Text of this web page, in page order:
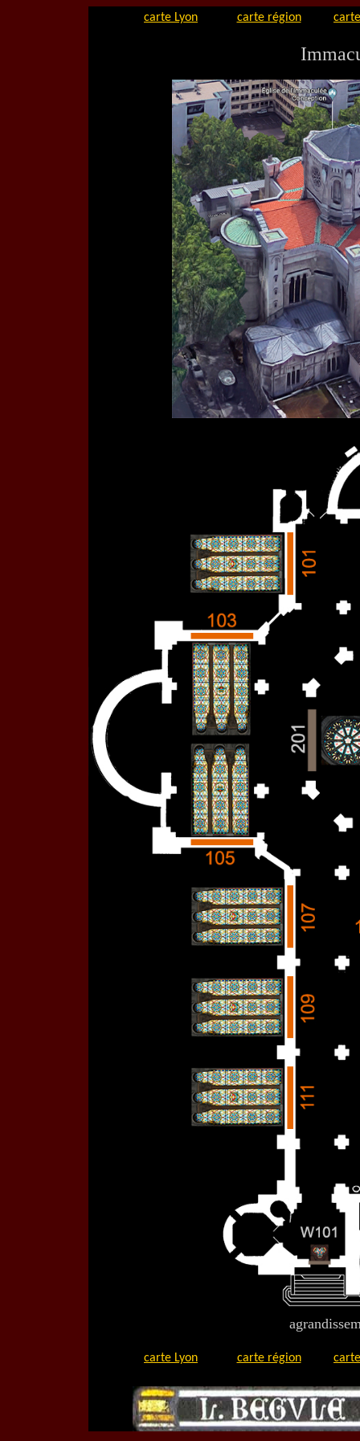
carte Lyon carte région
carte Lyon carte région